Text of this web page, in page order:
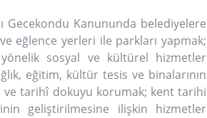
Gecekondu Kanununda belediyelere
eğlence yerleri ile parkları yapmak;
sosyal ve kültürel hizmetler
eğitim, kültür tesis ve binalarının
ve tarihî dokuyu korumak; kent tarihi
geliştirilmesine ilişkin hizmetler